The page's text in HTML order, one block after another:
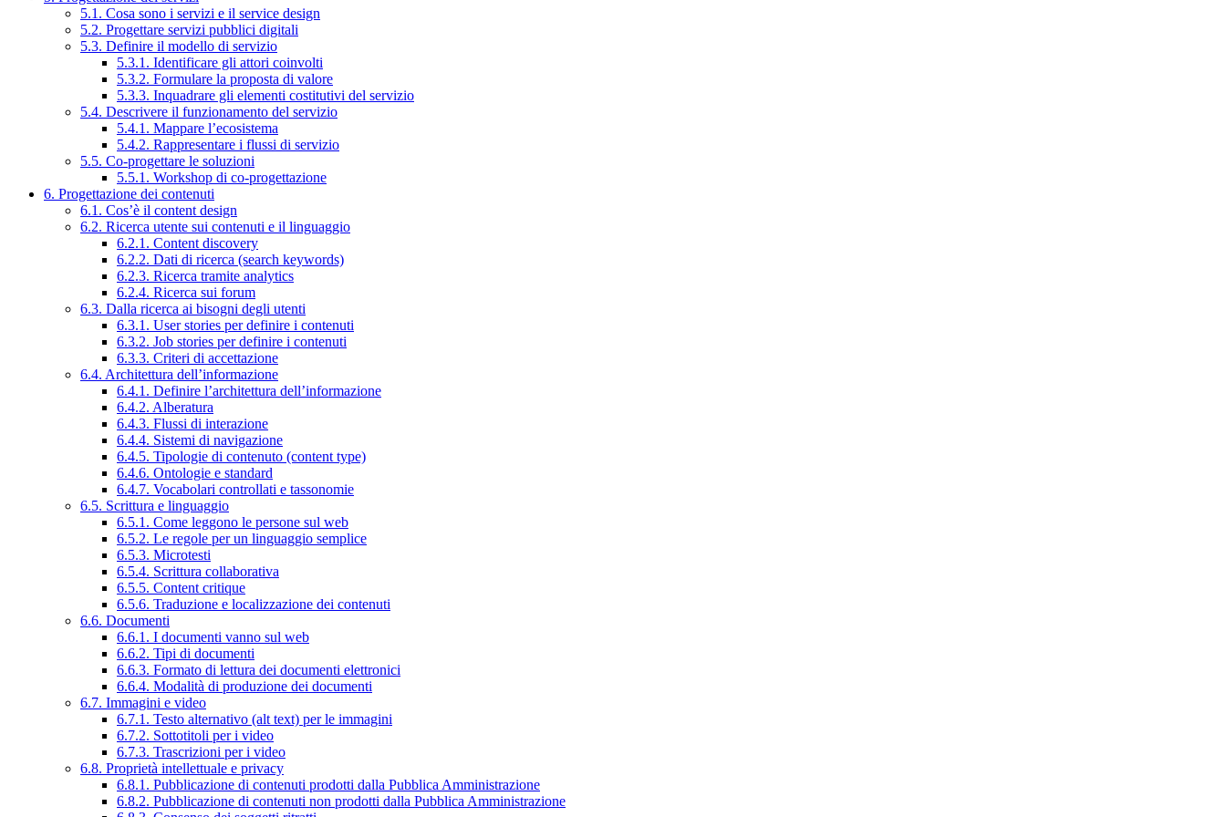
5.1. Cosa sono i servizi e il service design
5.2. Progettare servizi pubblici digitali
5.3. Definire il modello di servizio
5.3.1. Identificare gli attori coinvolti
5.3.2. Formulare la proposta di valore
5.3.3. Inquadrare gli elementi costitutivi del servizio
5.4. Descrivere il funzionamento del servizio
5.4.1. Mappare l’ecosistema
5.4.2. Rappresentare i flussi di servizio
5.5. Co-progettare le soluzioni
5.5.1. Workshop di co-progettazione
6. Progettazione dei contenuti
6.1. Cos’è il content design
6.2. Ricerca utente sui contenuti e il linguaggio
6.2.1. Content discovery
6.2.2. Dati di ricerca (search keywords)
6.2.3. Ricerca tramite analytics
6.2.4. Ricerca sui forum
6.3. Dalla ricerca ai bisogni degli utenti
6.3.1. User stories per definire i contenuti
6.3.2. Job stories per definire i contenuti
6.3.3. Criteri di accettazione
6.4. Architettura dell’informazione
6.4.1. Definire l’architettura dell’informazione
6.4.2. Alberatura
6.4.3. Flussi di interazione
6.4.4. Sistemi di navigazione
6.4.5. Tipologie di contenuto (content type)
6.4.6. Ontologie e standard
6.4.7. Vocabolari controllati e tassonomie
6.5. Scrittura e linguaggio
6.5.1. Come leggono le persone sul web
6.5.2. Le regole per un linguaggio semplice
6.5.3. Microtesti
6.5.4. Scrittura collaborativa
6.5.5. Content critique
6.5.6. Traduzione e localizzazione dei contenuti
6.6. Documenti
6.6.1. I documenti vanno sul web
6.6.2. Tipi di documenti
6.6.3. Formato di lettura dei documenti elettronici
6.6.4. Modalità di produzione dei documenti
6.7. Immagini e video
6.7.1. Testo alternativo (alt text) per le immagini
6.7.2. Sottotitoli per i video
6.7.3. Trascrizioni per i video
6.8. Proprietà intellettuale e privacy
6.8.1. Pubblicazione di contenuti prodotti dalla Pubblica Amministrazione
6.8.2. Pubblicazione di contenuti non prodotti dalla Pubblica Amministrazione